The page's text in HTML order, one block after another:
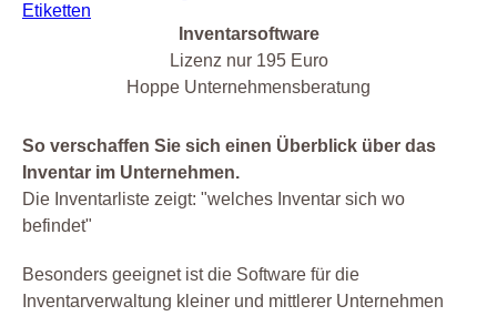
Inventarsoftware
Lizenz nur 195 Euro
Hoppe Unternehmensberatung
So verschaffen Sie sich einen Überblick über das
Inventar im Unternehmen.
Die Inventarliste zeigt: "welches Inventar sich wo
befindet"
Besonders geeignet ist die Software für die
Inventarverwaltung kleiner und mittlerer Unternehmen